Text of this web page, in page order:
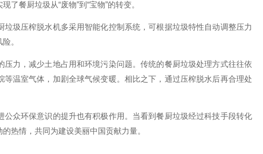
餐厨垃圾从“废物”到“宝物”的转变。
压榨脱水机多采用智能化控制系统，可根据垃圾特性自动调整压力
。
，减少土地占用和环境污染问题。传统的餐厨垃圾处理方式往往依
温室气体，加剧全球气候变暖。相比之下，通过压榨脱水后再合理处
环保意识的提升也有积极作用。当看到餐厨垃圾经过科技手段转化
热情，共同为建设美丽中国贡献力量。